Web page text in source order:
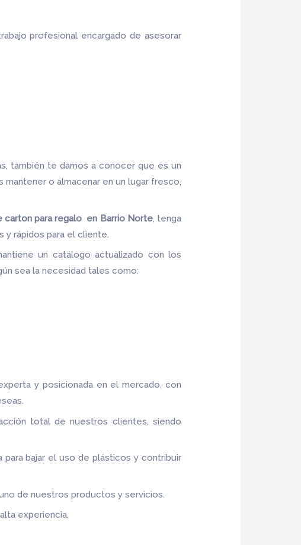
profesional encargado de asesorar
también te damos a conocer que es un
o almacenar en un lugar fresco,
carton para regalo en Barrio Norte, tenga
rápidos para el cliente.
un catálogo actualizado con los
sea la necesidad tales como:
y posicionada en el mercado, con
total de nuestros clientes, siendo
bajar el uso de plásticos y contribuir
de nuestros productos y servicios.
experiencia.